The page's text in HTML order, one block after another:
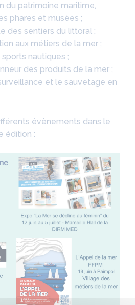
du patrimoine maritime,
phares et musées ;
des sentiers du littoral ;
aux métiers de la mer ;
sports nautiques ;
des produits de la mer ;
et le sauvetage en
évènements dans le
édition :